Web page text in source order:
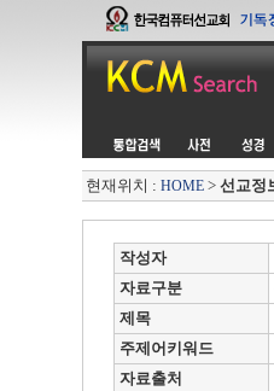
현재위치 : HOME> 선교정
작성자
자료구분
제목
주제어키워드
자료출처